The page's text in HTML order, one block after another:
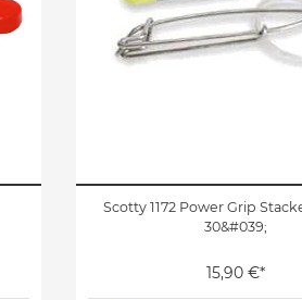
Scotty 1172 Power Grip
30&#039;
15,90 €*